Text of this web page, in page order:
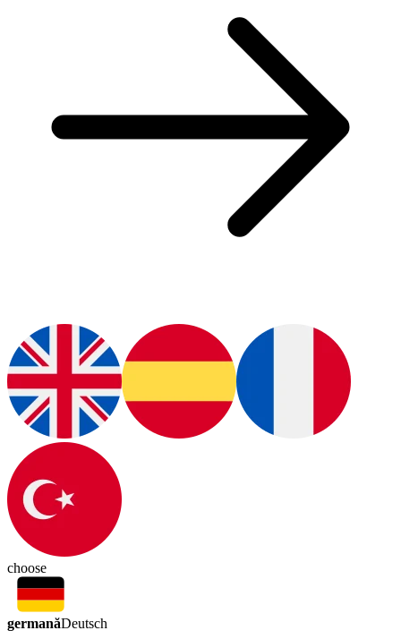
choose
germanăDeutsch